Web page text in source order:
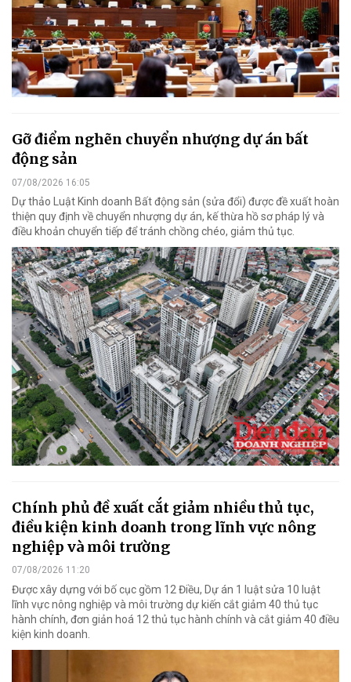
Gỡ điểm nghẽn chuyển nhượng dự án bất
động sản
07/08/2026 16:05
Dự thảo Luật Kinh doanh Bất động sản (sửa đổi) được đề xuất hoàn
thiện quy định về chuyển nhượng dự án, kế thừa hồ sơ pháp lý và
điều khoản chuyển tiếp để tránh chồng chéo, giảm thủ tục.
Chính phủ đề xuất cắt giảm nhiều thủ tục,
điều kiện kinh doanh trong lĩnh vực nông
nghiệp và môi trường
07/08/2026 11:20
Được xây dựng với bố cục gồm 12 Điều, Dự án 1 luật sửa 10 luật
lĩnh vực nông nghiệp và môi trường dự kiến cắt giảm 40 thủ tục
hành chính, đơn giản hoá 12 thủ tục hành chính và cắt giảm 40 điều
kiện kinh doanh.